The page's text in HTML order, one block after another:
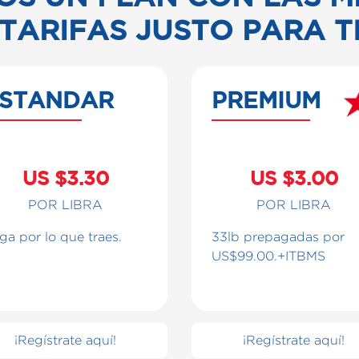
JUSTO PARA
US $3.30
POR LIBRA
por lo que traes.
¡Regístrate aquí!
PREMIUM
US $3.00
POR LIBRA
33lb prepagadas por
US$99.00.+ITBMS
¡Regístrate aquí!